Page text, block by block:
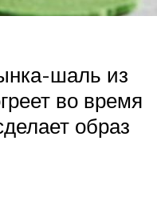
шаль из
во время
образ